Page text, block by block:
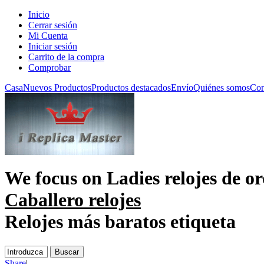
Inicio
Cerrar sesión
Mi Cuenta
Iniciar sesión
Carrito de la compra
Comprobar
CasaNuevos ProductosProductos destacadosEnvíoQuiénes somos
We focus on Ladies relojes de
Caballero relojes
Relojes más baratos etiqueta